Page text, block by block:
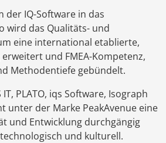
der IQ-Software in das
wird das Qualitäts- und
eine international etablierte,
und FMEA-Kompetenz,
Methodentiefe gebündelt.
PLATO, iqs Software, Isograph
unter der Marke PeakAvenue eine
und Entwicklung durchgängig
und kulturell.